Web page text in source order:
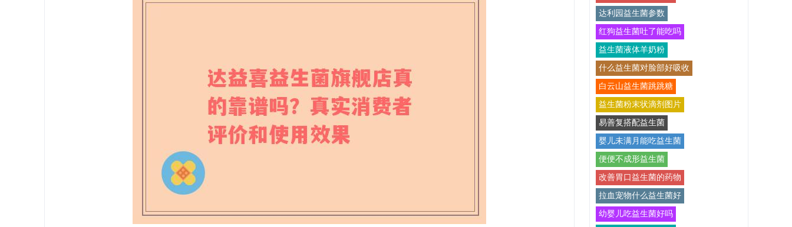
达利园益生菌参数
红狗益生菌吐了能吃吗
益生菌液体羊奶粉
什么益生菌对脸部好吸收
白云山益生菌跳跳糖
益生菌粉末状滴剂图片
易善复搭配益生菌
婴儿未满月能吃益生菌
便便不成形益生菌
改善胃口益生菌的药物
拉血宠物什么益生菌好
幼婴儿吃益生菌好吗